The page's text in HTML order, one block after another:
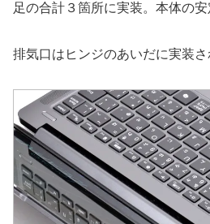
足の合計３箇所に実装。本体の安
排気口はヒンジのあいだに実装さ